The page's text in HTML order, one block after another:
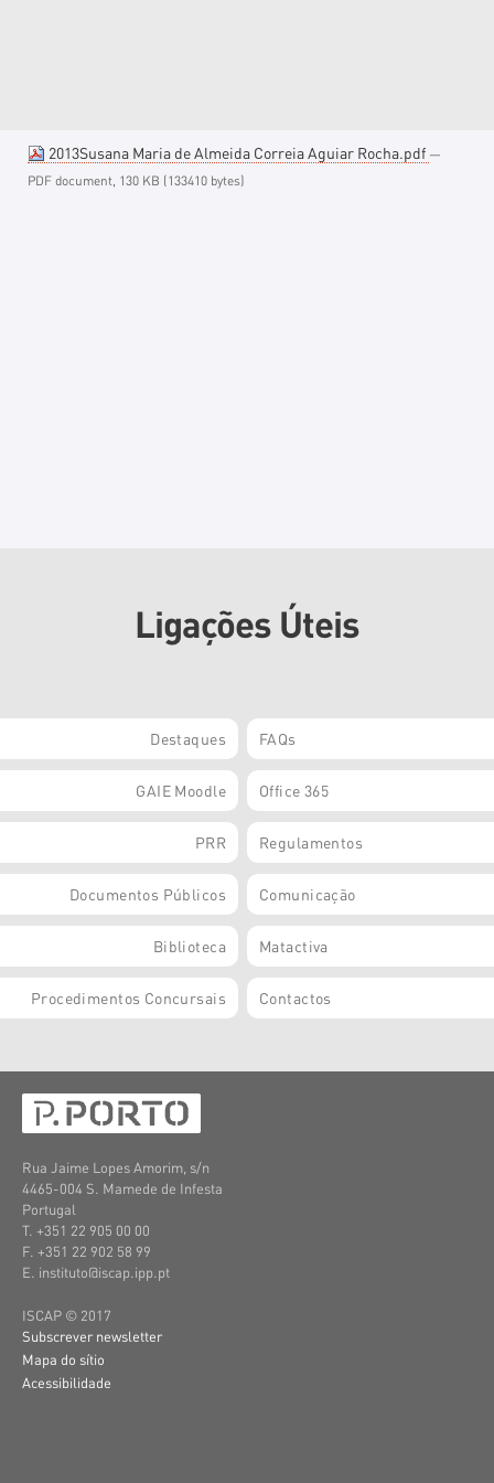
2013Susana Maria de Almeida Correia Aguiar Rocha.pdf —
PDF document, 130 KB (133410 bytes)
Ligações Úteis
Destaques FAQs
GAIE Moodle Office 365
PRR Regulamentos
Documentos Públicos Comunicação
Biblioteca Matactiva
Procedimentos Concursais Contactos
Rua Jaime Lopes Amorim, s/n
4465-004 S. Mamede de Infesta
Portugal
T. +351 22 905 00 00
F. +351 22 902 58 99
E. instituto@iscap.ipp.pt
ISCAP © 2017
Subscrever newsletter
Mapa do sítio
Acessibilidade